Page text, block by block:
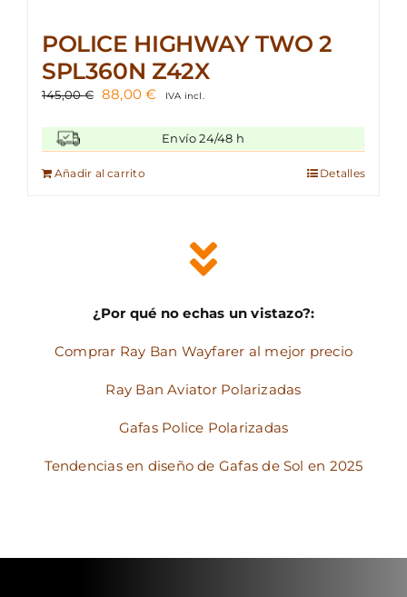
POLICE HIGHWAY TWO 2
SPL360N Z42X
145,00€ El
original
era:
145,00 €.
88,00€ El
actual
es:
IVA incl.
Envío 24/48 h
Añadir al carrito Detalles
¿Por qué no echas un vistazo?:
Comprar Ray Ban Wayfarer al mejor precio
Ray Ban Aviator Polarizadas
Gafas Police Polarizadas
Tendencias en diseño de Gafas de Sol en 2025